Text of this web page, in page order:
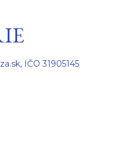
IČO 31905145